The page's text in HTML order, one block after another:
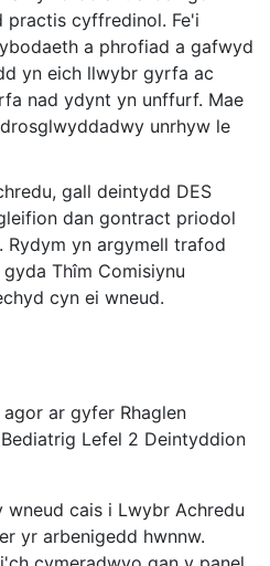
practis cyffredinol. Fe'i
a phrofiad a gafwyd
yn eich llwybr gyrfa ac
nad ydynt yn unffurf. Mae
unrhyw le
gall deintydd DES
dan gontract priodol
yn argymell trafod
Thîm Comisiynu
cyn ei wneud.
ar gyfer Rhaglen
Lefel 2 Deintyddion
cais i Lwybr Achredu
yr arbenigedd hwnnw.